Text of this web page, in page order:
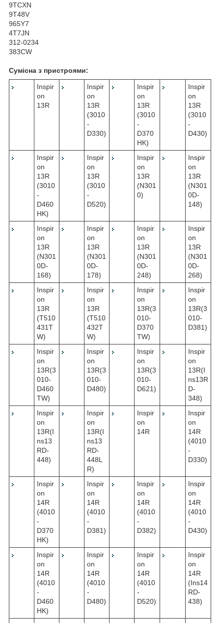
9TCXN
9T48V
965Y7
4T7JN
312-0234
383CW
Сумісна з пристроями:
Inspir
on
13R
Inspir
on
13R
(3010
-
D330)
Inspir
on
13R
(3010
-
D370
HK)
Inspir
on
13R
(3010
-
D430)
Inspir
on
13R
(3010
-
D460
HK)
Inspir
on
13R
(3010
-
D520)
Inspir
on
13R
(N301
0)
Inspir
on
13R
(N301
0D-
148)
Inspir
on
13R
(N301
0D-
168)
Inspir
on
13R
(N301
0D-
178)
Inspir
on
13R
(N301
0D-
248)
Inspir
on
13R
(N301
0D-
268)
Inspir
on
13R
(T510
431T
W)
Inspir
on
13R
(T510
432T
W)
Inspir
on
13R(3
010-
D370
TW)
Inspir
on
13R(3
010-
D381)
Inspir
on
13R(3
010-
D460
TW)
Inspir
on
13R(3
010-
D480)
Inspir
on
13R(3
010-
D621)
Inspir
on
13R(I
ns13R
D-
348)
Inspir
on
13R(I
ns13
RD-
448)
Inspir
on
13R(I
ns13
RD-
448L
R)
Inspir
on
14R
Inspir
on
14R
(4010
-
D330)
Inspir
on
14R
(4010
-
D370
HK)
Inspir
on
14R
(4010
-
D381)
Inspir
on
14R
(4010
-
D382)
Inspir
on
14R
(4010
-
D430)
Inspir
on
14R
(4010
-
D460
HK)
Inspir
on
14R
(4010
-
D480)
Inspir
on
14R
(4010
-
D520)
Inspir
on
14R
(Ins14
RD-
438)